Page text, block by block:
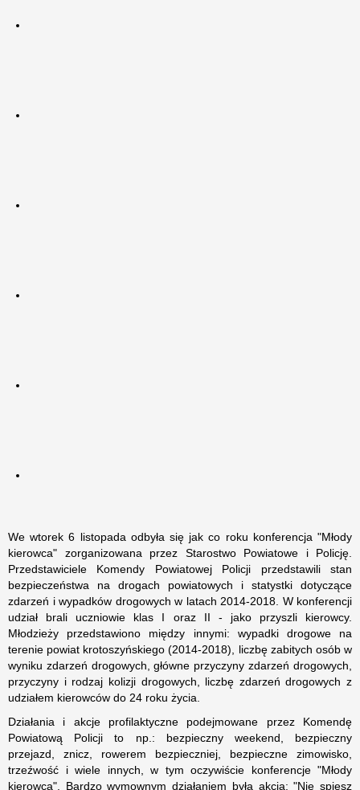
We wtorek 6 listopada odbyła się jak co roku konferencja "Młody
kierowca" zorganizowana przez Starostwo Powiatowe i Policję.
Przedstawiciele Komendy Powiatowej Policji przedstawili stan
bezpieczeństwa na drogach powiatowych i statystki dotyczące
zdarzeń i wypadków drogowych w latach 2014-2018. W konferencji
udział brali uczniowie klas I oraz II - jako przyszli kierowcy.
Młodzieży przedstawiono między innymi: wypadki drogowe na
terenie powiat krotoszyńskiego (2014-2018), liczbę zabitych osób w
wyniku zdarzeń drogowych, główne przyczyny zdarzeń drogowych,
przyczyny i rodzaj kolizji drogowych, liczbę zdarzeń drogowych z
udziałem kierowców do 24 roku życia.
Działania i akcje profilaktyczne podejmowane przez Komendę
Powiatową Policji to np.: bezpieczny weekend, bezpieczny
przejazd, znicz, rowerem bezpieczniej, bezpieczne zimowisko,
trzeźwość i wiele innych, w tym oczywiście konferencje "Młody
kierowca". Bardzo wymownym działaniem była akcja: "Nie spiesz